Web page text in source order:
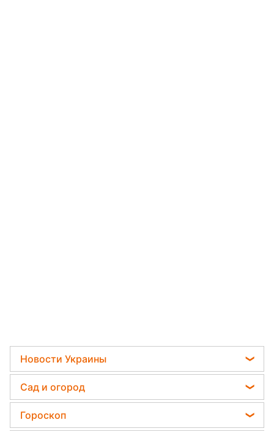
Как подготовить рис для
вкусного и рассыпчатого плова:
секрет от кулинара